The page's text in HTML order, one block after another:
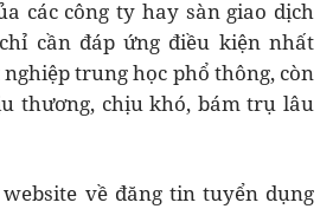
các công ty hay sàn giao dịch
cần đáp ứng điều kiện nhất
trung học phổ thông, còn
thương, chịu khó, bám trụ lâu
về đăng tin tuyển dụng